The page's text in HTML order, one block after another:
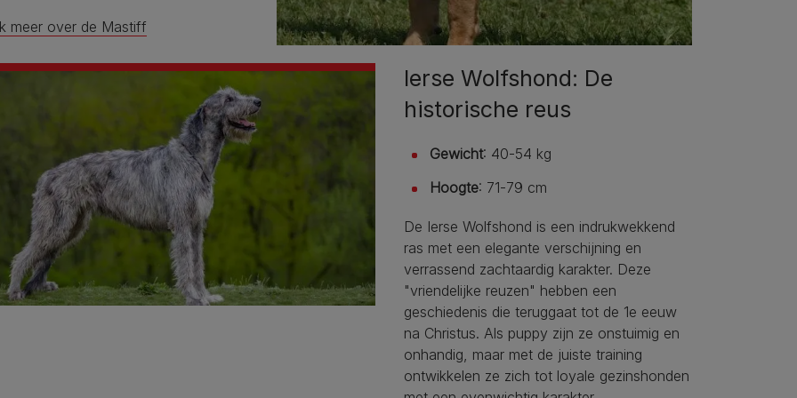
meer over de Mastiff
Ierse Wolfshond: De
historische reus
Gewicht: 40-54 kg
Hoogte: 71-79 cm
De Ierse Wolfshond is een indrukwekkend
ras met een elegante verschijning en
verrassend zachtaardig karakter. Deze
"vriendelijke reuzen" hebben een
geschiedenis die teruggaat tot de 1e eeuw
na Christus. Als puppy zijn ze onstuimig en
onhandig, maar met de juiste training
ontwikkelen ze zich tot loyale gezinshonden